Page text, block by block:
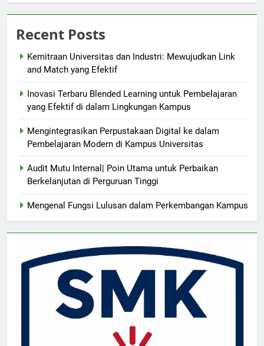
Recent Posts
Kemitraan Universitas dan Industri: Mewujudkan Link
and Match yang Efektif
Inovasi Terbaru Blended Learning untuk Pembelajaran
yang Efektif di dalam Lingkungan Kampus
Mengintegrasikan Perpustakaan Digital ke dalam
Pembelajaran Modern di Kampus Universitas
Audit Mutu Internal| Poin Utama untuk Perbaikan
Berkelanjutan di Perguruan Tinggi
Mengenal Fungsi Lulusan dalam Perkembangan Kampus